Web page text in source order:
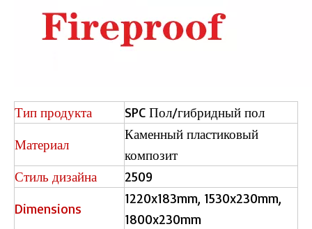
Тип продукта
SPC Пол/гибридный пол
Материал
Каменный пластиковый
композит
Стиль дизайна
2509
Dimensions
1220x183mm, 1530x230mm,
1800x230mm